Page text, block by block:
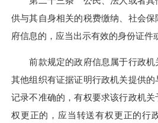
供与其自身相关的税费缴纳、社会
府信息的，应当出示有效的身份证件
前款规定的政府信息属于行政机
其他组织有证据证明行政机关提供
记录不准确的，有权要求该行政机
权更正的，应当转送有权更正的行